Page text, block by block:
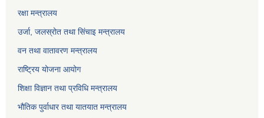
रक्षा मन्त्रालय
उर्जा, जलस्रोत तथा सिंचाइ मन्त्रालय
वन तथा वातावरण मन्त्रालय
राष्ट्रिय योजना आयोग
शिक्षा विज्ञान तथा प्रविधि मन्त्रालय
भौतिक पुर्वाधार तथा यातयात मन्त्रालय